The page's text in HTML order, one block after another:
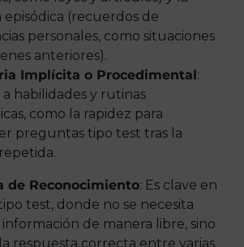
episódica (recuerdos de
personales, como situaciones
anteriores).
Implícita o Procedimental :
a habilidades y rutinas
como la rapidez para
preguntas tipo test tras la
de Reconocimiento: Es clave en
test, donde no se necesita
de manera libre, sino
respuesta correcta entre varias